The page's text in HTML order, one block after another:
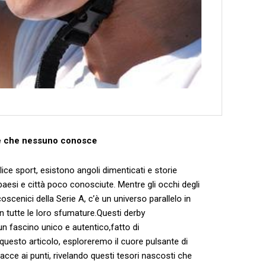
nessuno conosce
sport,⁤ esistono angoli ⁢dimenticati e storie
e città‌ poco conosciute.⁤ Mentre gli occhi degli
della Serie A, c’è un universo parallelo ⁤in
⁤tutte le loro sfumature.Questi ⁣derby
fascino ‌unico e‍ autentico,fatto di
⁤articolo, esploreremo il cuore pulsante di
ai ⁤punti, rivelando questi tesori nascosti che